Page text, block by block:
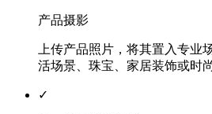
产品摄影
上传产品照片，将其置入专业
活场景、珠宝、家居装饰或时
✓